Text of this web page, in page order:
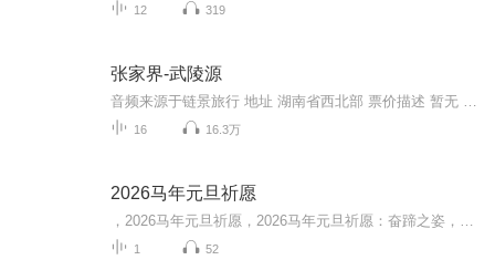
12 319
张家界-武陵源
16 16.3万
2026马年元旦祈愿
1 52